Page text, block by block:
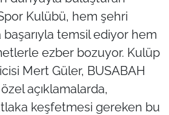
Kulübü, hem şehri
temsil ediyor hem
ezber bozuyor. Kulüp
Mert Güler, BUSABAH
özel açıklamalarda,
keşfetmesi gereken bu